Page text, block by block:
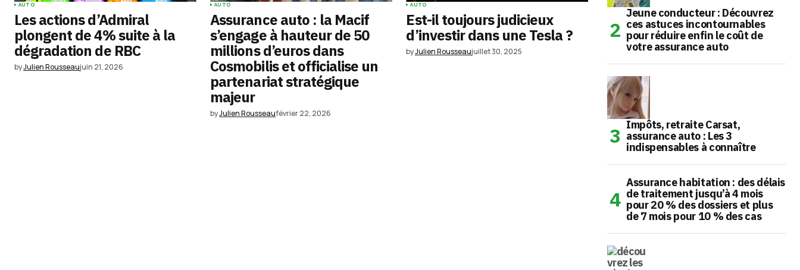
AUTO
Les actions d’Admiral
plongent de 4% suite à la
dégradation de RBC
byJulien Rousseaujuin 21, 2026
AUTO
Assurance auto : la Macif
s’engage à hauteur de 50
millions d’euros dans
Cosmobilis et officialise un
partenariat stratégique
majeur
byJulien Rousseaufévrier 22, 2026
AUTO
Est-il toujours judicieux
d’investir dans une Tesla ?
byJulien Rousseaujuillet 30, 2025
Jeune conducteur : Découvrez
ces astuces incontournables
pour réduire enfin le coût de
votre assurance auto
Impôts, retraite Carsat,
assurance auto : Les 3
indispensables à connaître
Assurance habitation : des délais
de traitement jusqu’à 4 mois
pour 20 % des dossiers et plus
de 7 mois pour 10 % des cas